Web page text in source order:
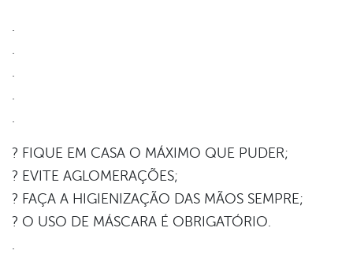
.
.
.
.
.
? FIQUE EM CASA O MÁXIMO QUE PUDER;
? EVITE AGLOMERAÇÕES;
? FAÇA A HIGIENIZAÇÃO DAS MÃOS SEMPRE;
? O USO DE MÁSCARA É OBRIGATÓRIO.
.